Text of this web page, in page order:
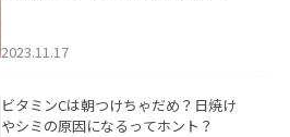
2023.11.17
ビタミンCは朝つけちゃだめ？日焼け
やシミの原因になるってホント？